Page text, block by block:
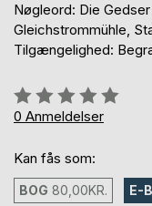
Nøgleord: Die
Gleichstrommühle,
Tilgængelighed:
Anmeldelse::
0%
0 Anmeldelser
Kan fås som:
BOG 80,00KR. E-